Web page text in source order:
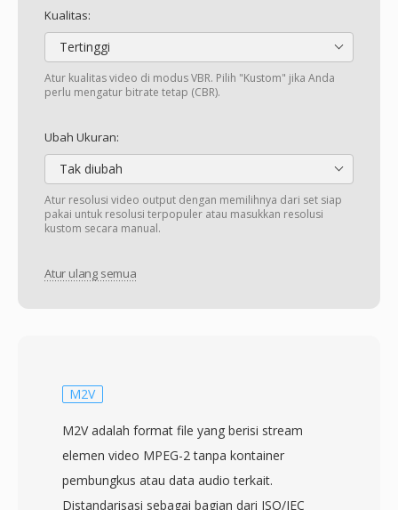
Kualitas:
Tertinggi
Atur kualitas video di modus VBR. Pilih "Kustom" jika Anda
perlu mengatur bitrate tetap (CBR).
Ubah Ukuran:
Tak diubah
Atur resolusi video output dengan memilihnya dari set siap
pakai untuk resolusi terpopuler atau masukkan resolusi
kustom secara manual.
Atur ulang semua
M2V
M2V adalah format file yang berisi stream
elemen video MPEG-2 tanpa kontainer
pembungkus atau data audio terkait.
Distandarisasi sebagai bagian dari ISO/IEC